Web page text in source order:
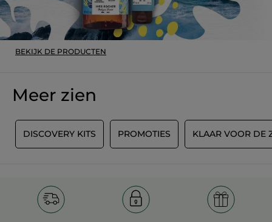
BEKIJK DE PRODUCTEN
Meer zien
DISCOVERY KITS PROMOTIES KLAAR VOOR DE